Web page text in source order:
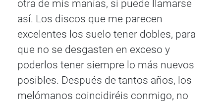
otra de mis manías, si puede llamarse
así. Los discos que me parecen
excelentes los suelo tener dobles, para
que no se desgasten en exceso y
poderlos tener siempre lo más nuevos
posibles. Después de tantos años, los
melómanos coincidiréis conmigo, no